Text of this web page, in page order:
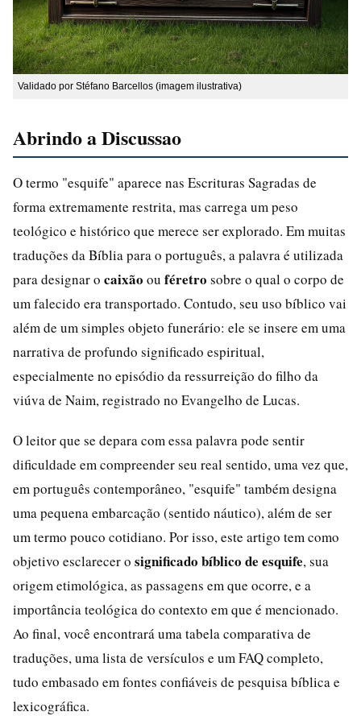
Validado por Stéfano Barcellos (imagem ilustrativa)
Abrindo a Discussao
O termo "esquife" aparece nas Escrituras Sagradas de
forma extremamente restrita, mas carrega um peso
teológico e histórico que merece ser explorado. Em muitas
traduções da Bíblia para o português, a palavra é utilizada
para designar o caixão ou féretro sobre o qual o corpo de
um falecido era transportado. Contudo, seu uso bíblico vai
além de um simples objeto funerário: ele se insere em uma
narrativa de profundo significado espiritual,
especialmente no episódio da ressurreição do filho da
viúva de Naim, registrado no Evangelho de Lucas.
O leitor que se depara com essa palavra pode sentir
dificuldade em compreender seu real sentido, uma vez que,
em português contemporâneo, "esquife" também designa
uma pequena embarcação (sentido náutico), além de ser
um termo pouco cotidiano. Por isso, este artigo tem como
objetivo esclarecer o significado bíblico de esquife, sua
origem etimológica, as passagens em que ocorre, e a
importância teológica do contexto em que é mencionado.
Ao final, você encontrará uma tabela comparativa de
traduções, uma lista de versículos e um FAQ completo,
tudo embasado em fontes confiáveis de pesquisa bíblica e
lexicográfica.